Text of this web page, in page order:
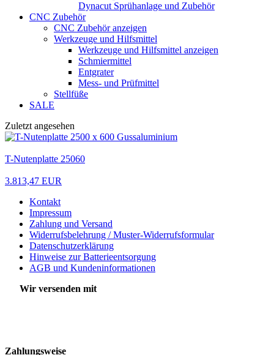
Dynacut Sprühanlage und Zubehör
CNC Zubehör
CNC Zubehör anzeigen
Werkzeuge und Hilfsmittel
Werkzeuge und Hilfsmittel anzeigen
Schmiermittel
Entgrater
Mess- und Prüfmittel
Stellfüße
SALE
Zuletzt angesehen
T-Nutenplatte 25060
3.813,47 EUR
Kontakt
Impressum
Zahlung und Versand
Widerrufsbelehrung / Muster-Widerrufsformular
Datenschutzerklärung
Hinweise zur Batterieentsorgung
AGB und Kundeninformationen
Wir versenden mit
Zahlungsweise